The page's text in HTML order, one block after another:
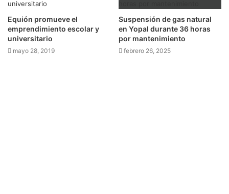
Equión promueve el
emprendimiento escolar y
universitario
mayo 28, 2019
Suspensión de gas natural
en Yopal durante 36 horas
por mantenimiento
febrero 26, 2025